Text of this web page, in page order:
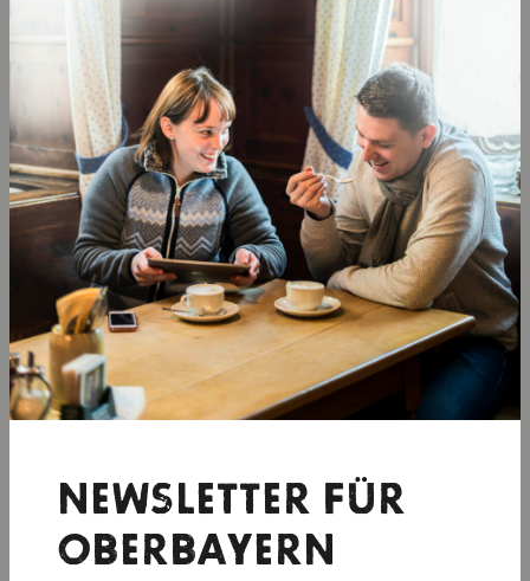
Salz-Schleife
Bitte beachten Sie, dass die Querverbindungen
extra
heruntergeladen werden müssen:
Eicherloh – Moosach (Salz-Schleife)
Mühldorf – Rosenheim (Salz-Schleife)
Verbindungsstück Hopfen- & Salz-Schleife
Verbindungsstück Salz- & Kunst-Schleife
Ostrunde Salz-Schleife
Westrunde Salz-Schleife
NEWSLETTER FÜR
OBERBAYERN